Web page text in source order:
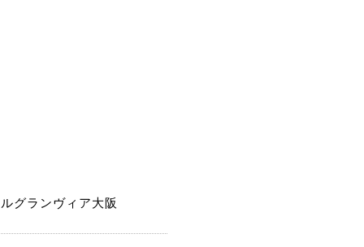
グランヴィア大阪